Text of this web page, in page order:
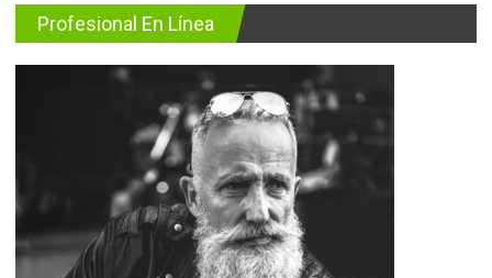
Profesional En Línea